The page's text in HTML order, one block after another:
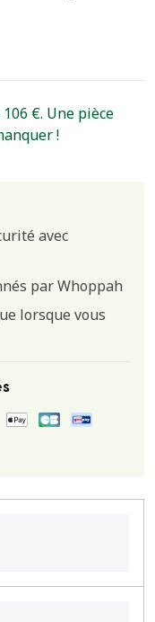
€. Une pièce
!
avec
par Whoppah
lorsque vous